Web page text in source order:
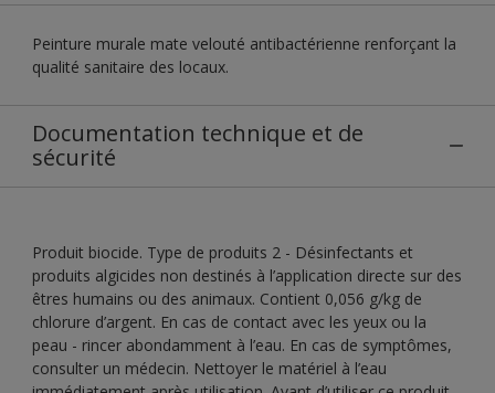
Peinture murale mate velouté antibactérienne renforçant la
qualité sanitaire des locaux.
Documentation technique et de
sécurité
Produit biocide. Type de produits 2 - Désinfectants et
produits algicides non destinés à l’application directe sur des
êtres humains ou des animaux. Contient 0,056 g/kg de
chlorure d’argent. En cas de contact avec les yeux ou la
peau - rincer abondamment à l’eau. En cas de symptômes,
consulter un médecin. Nettoyer le matériel à l’eau